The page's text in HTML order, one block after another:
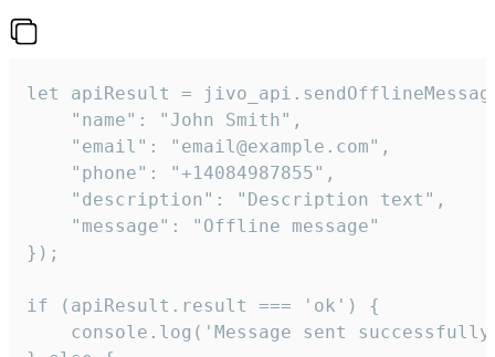
let apiResult =
    "name": "John Smith",
    "email": "email@example.com",
    "phone": "+14084987855",
    "description": "Description text",
    "message": "Offline message"
});
if (apiResult.result === 'ok') {
console.log('Message sent